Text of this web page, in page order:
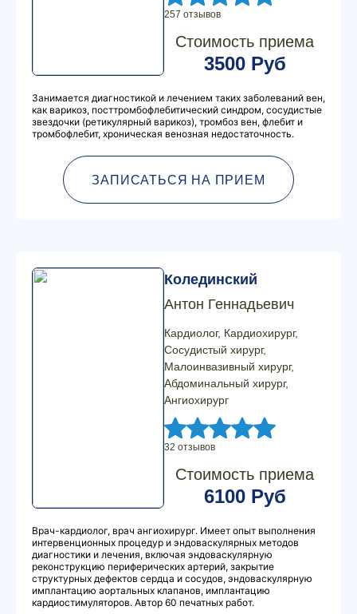
257 отзывов
Стоимость приема
3500 Руб
Занимается диагностикой и лечением таких заболеваний вен,
как варикоз, посттромбофлебитический синдром, сосудистые
звездочки (ретикулярный варикоз), тромбоз вен, флебит и
тромбофлебит, хроническая венозная недостаточность.
ЗАПИСАТЬСЯ НА ПРИЕМ
Колединский
Антон Геннадьевич
Кардиолог, Кардиохирург,
Сосудистый хирург,
Малоинвазивный хирург,
Абдоминальный хирург,
Ангиохирург
32 отзывов
Стоимость приема
6100 Руб
Врач-кардиолог, врач ангиохирург. Имеет опыт выполнения
интервенционных процедур и эндоваскулярных методов
диагностики и лечения, включая эндоваскулярную
реконструкцию периферических артерий, закрытие
структурных дефектов сердца и сосудов, эндоваскулярную
имплантацию аортальных клапанов, имплантацию
кардиостимуляторов. Автор 60 печатных работ.